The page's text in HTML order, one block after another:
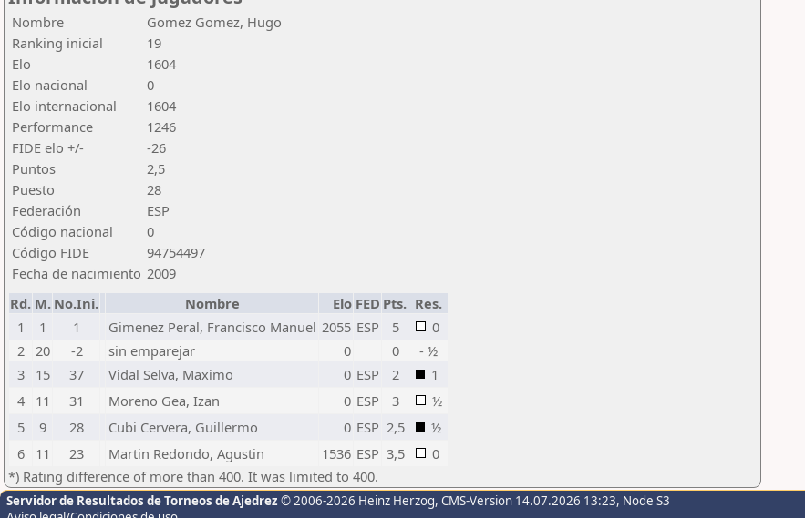
Nombre
Gomez Gomez, Hugo
Ranking inicial
19
Elo
1604
Elo nacional
0
Elo internacional
1604
Performance
1246
FIDE elo +/-
-26
Puntos
2,5
Puesto
28
Federación
ESP
Código nacional
0
Código FIDE
94754497
Fecha de nacimiento 2009
Rd. M. No.Ini. Nombre Elo FED Pts. Res.
1
1 1 Gimenez Peral, Francisco Manuel 2055 ESP 5
0
2 20 -2 sin emparejar 0 0
- ½
3
15 37 Vidal Selva, Maximo 0 ESP 2
1
4
11 31 Moreno Gea, Izan 0 ESP 3
½
5
9 28 Cubi Cervera, Guillermo 0 ESP 2,5
½
6
11 23 Martin Redondo, Agustin 1536 ESP 3,5
0
*) Rating difference of more than 400. It was limited to 400.
Servidor de Resultados de Torneos de Ajedrez © 2006-2026 Heinz Herzog, CMS-Version 14.07.2026 13:23, Node S3